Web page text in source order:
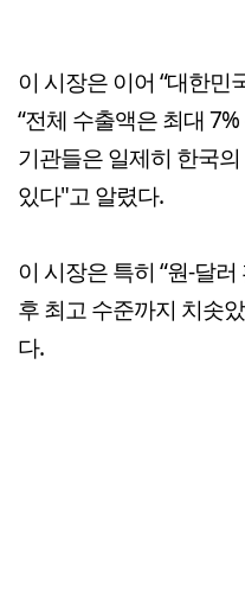
이 시장은 이어 “대한민
“전체 수출액은 최대
기관들은 일제히 한국
있다"고 알렸다.
이 시장은 특히 “원-달
후 최고 수준까지 치솟
다.